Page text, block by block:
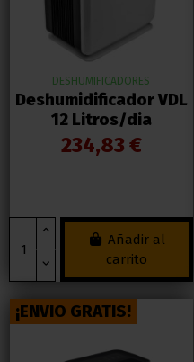
DESHUMIFICADORES
Deshumidificador VDL
12 Litros/dia
234,83 €
Añadir al
carrito
¡ENVIO GRATIS!